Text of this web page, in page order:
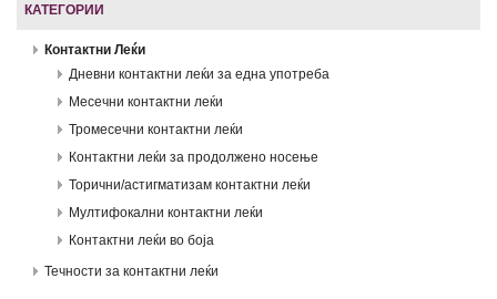
КАТЕГОРИИ
Контактни Леќи
Дневни контактни леќи за една употреба
Месечни контактни леќи
Тромесечни контактни леќи
Контактни леќи за продолжено носење
Торични/астигматизам контактни леќи
Мултифокални контактни леќи
Контактни леќи во боја
Течности за контактни леќи